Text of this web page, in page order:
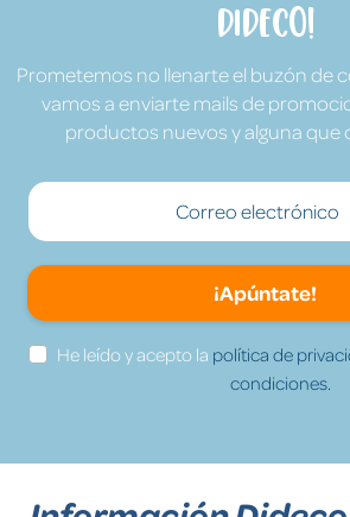
Dideco!
Prometemos no llenarte el buzón de
vamos a enviarte mails de
productos nuevos y alguna que
¡Apúntate!
He leído y acepto la política de
condiciones.